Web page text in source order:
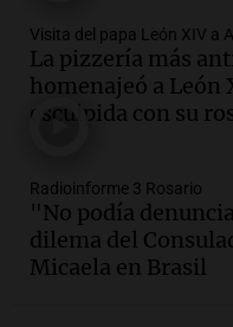
corrupción con
exponen
Noticias
Episodios
delincuentes
una sola noche
Panorama Federal
Episodios
Visita del papa León XIV a
La pizzería más
homenajeó a León
esculpida con su
Radioinforme 3 Rosario
"No podía
dilema del
Micaela en Brasil